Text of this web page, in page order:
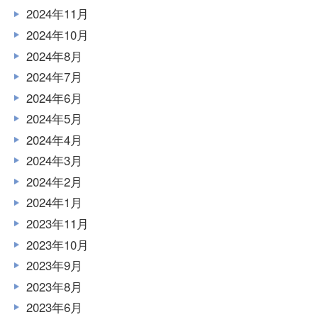
2024年11月
2024年10月
2024年8月
2024年7月
2024年6月
2024年5月
2024年4月
2024年3月
2024年2月
2024年1月
2023年11月
2023年10月
2023年9月
2023年8月
2023年6月